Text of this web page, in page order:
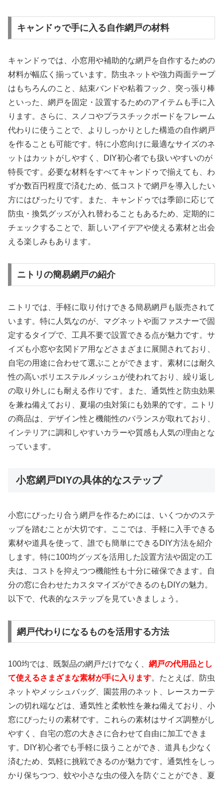
キャンドゥで手に入る自作網戸の材料
キャンドゥでは、小窓用や補助的な網戸を自作するための
材料が幅広く揃っています。防虫ネットや強力両面テープ
はもちろんのこと、結束バンドや粘着フック、突っ張り棒
といった、網戸を固定・設置するためのアイテムも手に入
ります。さらに、スノコやプラスチックボードをフレーム
代わりに使うことで、よりしっかりとした構造の自作網戸
を作ることも可能です。特に小窓向けに最適なサイズのネ
ットはカットがしやすく、DIY初心者でも扱いやすいのが
特長です。必要な材料をすべてキャンドゥで揃えても、わ
ずか数百円程度で済むため、低コストで網戸を導入したい
方にはぴったりです。また、キャンドゥでは季節に応じて
防虫・換気グッズが入れ替わることもあるため、定期的に
チェックすることで、新しいアイデアや使える素材と出会
える楽しみもあります。
ニトリの簡易網戸の紹介
ニトリでは、手軽に取り付けできる簡易網戸も販売されて
います。特に人気なのが、マグネットや面ファスナーで固
定するタイプで、工具不要で設置できる点が魅力です。サ
イズも小窓や玄関ドア用などさまざまに展開されており、
自宅の用途に合わせて選ぶことができます。素材には耐久
性の高いポリエステルメッシュが使われており、繰り返し
の取り外しにも耐える作りです。また、通気性と防虫効果
を兼ね備えており、夏場の虫対策にも効果的です。ニトリ
の商品は、デザイン性と機能性のバランスが取れており、
インテリアに調和しやすいカラーや質感も人気の理由とな
っています。
小窓網戸DIYの具体的なステップ
小窓にぴったり合う網戸を作るためには、いくつかのステ
ップを踏むことが大切です。ここでは、手軽に入手できる
素材や道具を使って、誰でも簡単にできるDIY方法を紹介
します。特に100均グッズを活用した設置方法や固定の工
夫は、コストを抑えつつ機能性も十分に確保できます。自
分の窓に合わせたカスタマイズができるのもDIYの魅力。
以下で、代表的なステップを見ていきましょう。
網戸代わりになるものを活用する方法
100均では、既製品の網戸だけでなく、 網戸の代用品とし
て使えるさまざまな素材が手に入ります。たとえば、防虫
ネットやメッシュバッグ、園芸用のネット、レースカーテ
ンの切れ端などは、通気性と柔軟性を兼ね備えており、小
窓にぴったりの素材です。これらの素材はサイズ調整がし
やすく、自宅の窓の大きさに合わせて自由に加工できま
す。DIY初心者でも手軽に扱うことができ、道具も少なく
済むため、気軽に挑戦できるのが魅力です。通気性をしっ
かり保ちつつ、蚊や小さな虫の侵入を防ぐことができ、夏